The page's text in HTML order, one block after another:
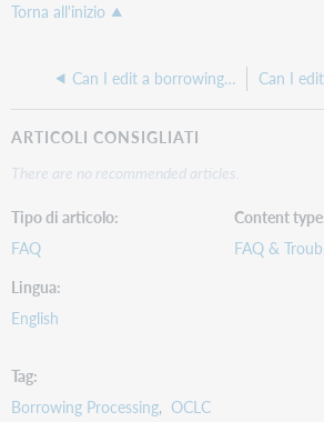
Torna all'inizio
Can I edit a borrowing note after I've already sent it?
ARTICOLI CONSIGLIATI
There are no recommended articles.
Tipo di articolo
FAQ
Content type
FAQ &
Lingua
English
Tag
Borrowing Processing OCLC